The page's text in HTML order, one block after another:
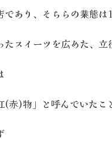
あり、そちらの業態は
スイーツを広めた、立
赤)物」と呼んでいたこ